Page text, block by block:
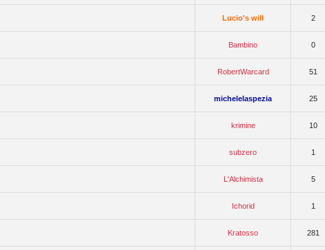
Lucio's will 2
Bambino 0
RobertWarcard 51
michelelaspezia 25
krimine 10
subzero 1
L'Alchimista 5
Ichorid 1
Kratosso 281